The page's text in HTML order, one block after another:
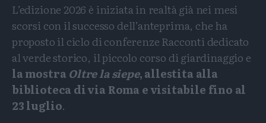
L’edizione 2026 è iniziata in realtà già nei mesi
scorsi con il successo dell’anteprima, che ha
proposto il ciclo di conferenze Racconti dedicato
al verde storico, il piccolo corso di giardinaggio e
la mostra Oltre la siepe, allestita alla
biblioteca di via Roma e visitabile fino al
23 luglio.